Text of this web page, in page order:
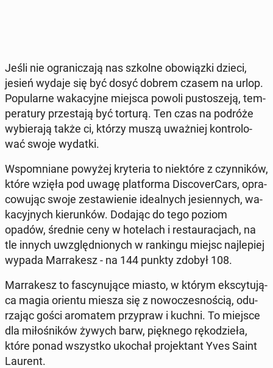
Jeśli nie ogra­ni­cza­ją nas szkolne obo­wiąz­ki dzieci,
jesień wydaje się być dosyć dobrem czasem na urlop.
Po­pu­lar­ne wa­ka­cyj­ne miejsca powoli pu­sto­sze­ją, tem­
pe­ra­tu­ry prze­sta­ją być torturą. Ten czas na podróże
wy­bie­ra­ją także ci, którzy muszą uważ­niej kon­tro­lo­
wać swoje wydatki.
Wspo­mnia­ne powyżej kry­te­ria to nie­któ­re z czyn­ni­ków,
które wzięła pod uwagę plat­for­ma Di­sco­ver­Cars, opra­
co­wu­jąc swoje ze­sta­wie­nie ide­al­nych je­sien­nych, wa­
ka­cyj­nych kie­run­ków. Dodając do tego poziom
opadów, średnie ceny w ho­te­lach i re­stau­ra­cjach, na
tle innych uwzględ­nio­nych w ran­kin­gu miejsc naj­le­piej
wypada Mar­ra­kesz - na 144 punkty zdobył 108.
Mar­ra­kesz to fa­scy­nu­ją­ce miasto, w którym eks­cy­tu­ją­
ca magia orientu miesza się z no­wo­cze­sno­ścią, odu­
rza­jąc gości aro­ma­tem przy­praw i kuchni. To miejsce
dla mi­ło­śni­ków żywych barw, pięk­ne­go rę­ko­dzie­ła,
które ponad wszyst­ko ukochał pro­jek­tant Yves Saint
Laurent.